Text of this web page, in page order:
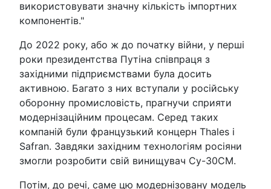
використовувати значну кількість імпортних
компонентів."
До 2022 року, або ж до початку війни, у перші
роки президентства Путіна співпраця з
західними підприємствами була досить
активною. Багато з них вступали у російську
оборонну промисловість, прагнучи сприяти
модернізаційним процесам. Серед таких
компаній були французький концерн Thales і
Safran. Завдяки західним технологіям росіяни
змогли розробити свій винищувач Су-30СМ.
Потім, до речі, саме цю модернізовану модель